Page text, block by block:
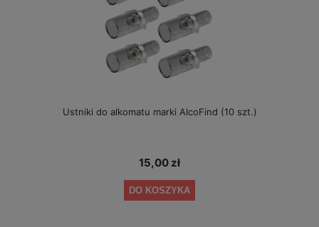
Ustniki do alkomatu marki AlcoFind (10 szt.)
15,00 zł
DO KOSZYKA